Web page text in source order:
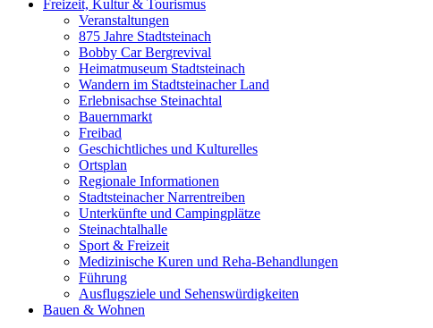
Freizeit, Kultur & Tourismus
Veranstaltungen
875 Jahre Stadtsteinach
Bobby Car Bergrevival
Heimatmuseum Stadtsteinach
Wandern im Stadtsteinacher Land
Erlebnisachse Steinachtal
Bauernmarkt
Freibad
Geschichtliches und Kulturelles
Ortsplan
Regionale Informationen
Stadtsteinacher Narrentreiben
Unterkünfte und Campingplätze
Steinachtalhalle
Sport & Freizeit
Medizinische Kuren und Reha-Behandlungen
Führung
Ausflugsziele und Sehenswürdigkeiten
Bauen & Wohnen